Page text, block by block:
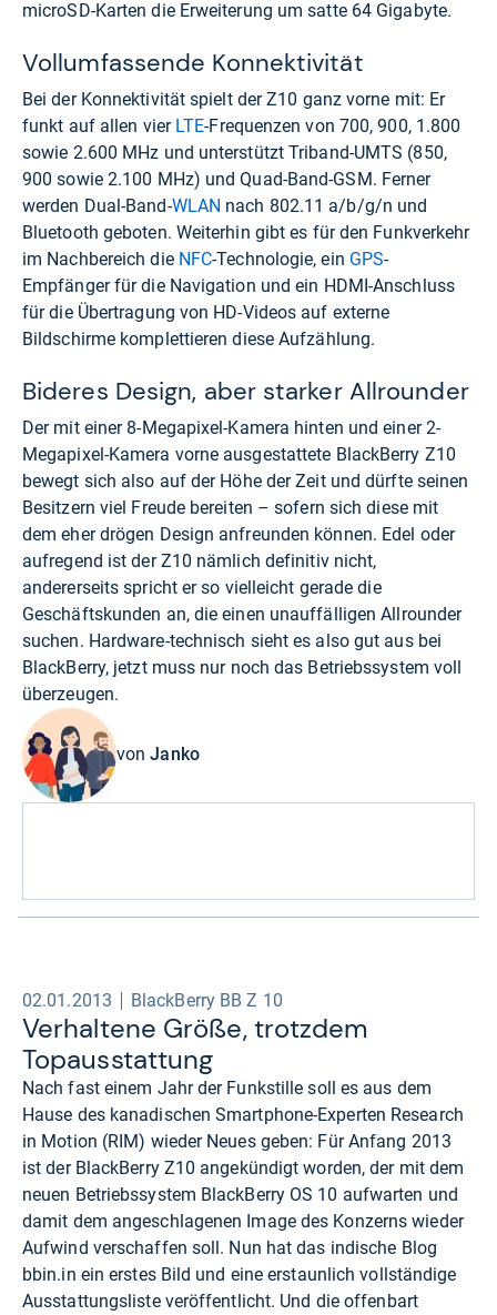
microSD-Karten die Erweiterung um satte 64 Gigabyte.
Vollumfassende Konnektivität
Bei der Konnektivität spielt der Z10 ganz vorne mit: Er
funkt auf allen vier LTE-Frequenzen von 700, 900, 1.800
sowie 2.600 MHz und unterstützt Triband-UMTS (850,
900 sowie 2.100 MHz) und Quad-Band-GSM. Ferner
werden Dual-Band-WLAN nach 802.11 a/b/g/n und
Bluetooth geboten. Weiterhin gibt es für den Funkverkehr
im Nachbereich die NFC-Technologie, ein GPS-
Empfänger für die Navigation und ein HDMI-Anschluss
für die Übertragung von HD-Videos auf externe
Bildschirme komplettieren diese Aufzählung.
Bideres Design, aber starker Allrounder
Der mit einer 8-Megapixel-Kamera hinten und einer 2-
Megapixel-Kamera vorne ausgestattete BlackBerry Z10
bewegt sich also auf der Höhe der Zeit und dürfte seinen
Besitzern viel Freude bereiten – sofern sich diese mit
dem eher drögen Design anfreunden können. Edel oder
aufregend ist der Z10 nämlich definitiv nicht,
andererseits spricht er so vielleicht gerade die
Geschäftskunden an, die einen unauffälligen Allrounder
suchen. Hardware-technisch sieht es also gut aus bei
BlackBerry, jetzt muss nur noch das Betriebssystem voll
überzeugen.
vonJanko
02.01.2013 BlackBerry BB Z 10
Ver­hal­tene Größe, trotz­dem
Topaus­stat­tung
Nach fast einem Jahr der Funkstille soll es aus dem
Hause des kanadischen Smartphone-Experten Research
in Motion (RIM) wieder Neues geben: Für Anfang 2013
ist der BlackBerry Z10 angekündigt worden, der mit dem
neuen Betriebssystem BlackBerry OS 10 aufwarten und
damit dem angeschlagenen Image des Konzerns wieder
Aufwind verschaffen soll. Nun hat das indische Blog
bbin.in ein erstes Bild und eine erstaunlich vollständige
Ausstattungsliste veröffentlicht. Und die offenbart